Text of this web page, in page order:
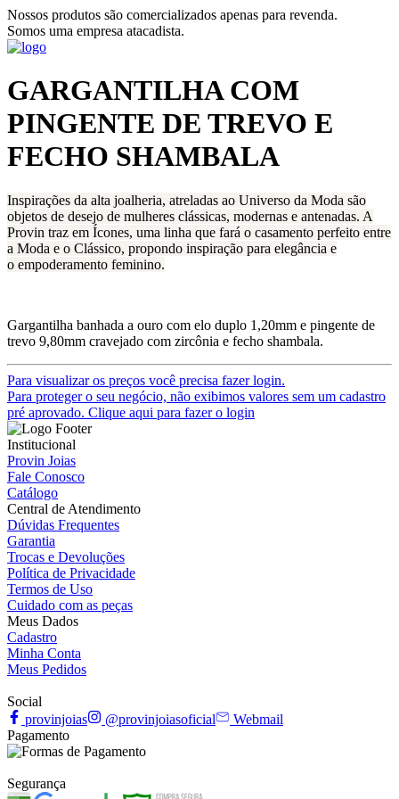
Nossos produtos são comercializados apenas para revenda.
Somos uma empresa atacadista.
GARGANTILHA COM
PINGENTE DE TREVO E
FECHO SHAMBALA
Inspirações da alta joalheria, atreladas ao Universo da Moda são
objetos de desejo de mulheres clássicas, modernas e antenadas. A
Provin traz em Ícones, uma linha que fará o casamento perfeito entre
a Moda e o Clássico, propondo inspiração para elegância e
o empoderamento feminino.
Gargantilha banhada a ouro com elo duplo 1,20mm e pingente de
trevo 9,80mm cravejado com zircônia e fecho shambala.
Para visualizar os preços você precisa fazer login.
Para proteger o seu negócio, não exibimos valores sem um cadastro
pré aprovado. Clique aqui para fazer o login
Institucional
Provin Joias
Fale Conosco
Catálogo
Central de Atendimento
Dúvidas Frequentes
Garantia
Trocas e Devoluções
Política de Privacidade
Termos de Uso
Cuidado com as peças
Meus Dados
Cadastro
Minha Conta
Meus Pedidos
Social
provinjoias
@provinjoiasoficial
Webmail
Pagamento
Segurança